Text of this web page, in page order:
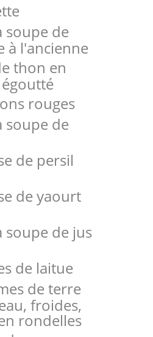
soupe de
à l'ancienne
thon en
rouges
soupe de
de persil
de yaourt
soupe de jus
de laitue
de terre
froides,
rondelles